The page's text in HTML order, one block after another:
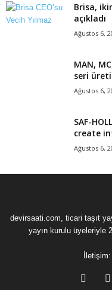
Brisa,
açıkladı
Ağustos 6,
MAN,
seri
Ağustos 6,
SAF-
create
Ağustos 6,
devirsaati.com, ticari taşıt
yayın kurulu üyeleriyle
İletişim: